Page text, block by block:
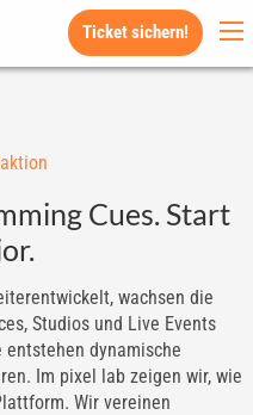
Ticket sichern!
Cues. Start
wachsen die
Studios und Live Events
dynamische
Im pixel lab zeigen wir, wie
Wir vereinen